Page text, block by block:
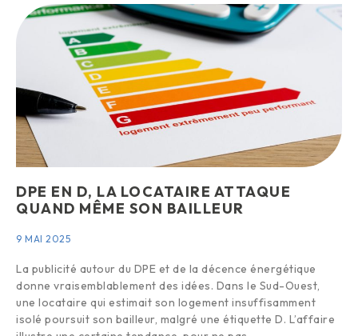
DPE EN D, LA LOCATAIRE ATTAQUE
QUAND MÊME SON BAILLEUR
9 MAI 2025
La publicité autour du DPE et de la décence énergétique
donne vraisemblablement des idées. Dans le Sud-Ouest,
une locataire qui estimait son logement insuffisamment
isolé poursuit son bailleur, malgré une étiquette D. L’affaire